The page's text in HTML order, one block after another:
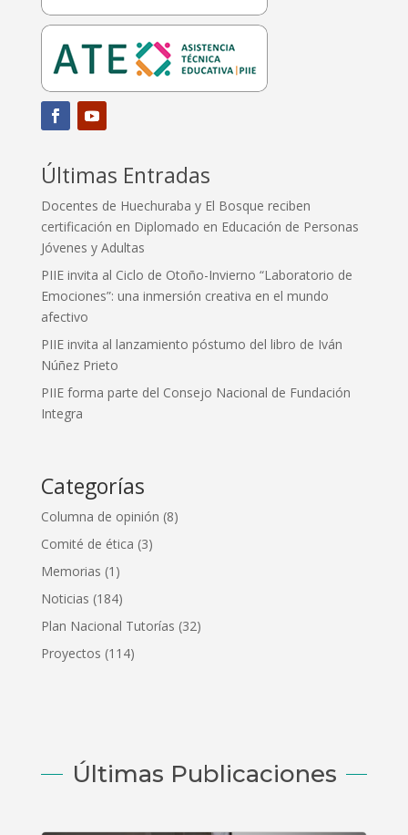
Últimas Entradas
Docentes de Huechuraba y El Bosque reciben
certificación en Diplomado en Educación de Personas
Jóvenes y Adultas
PIIE invita al Ciclo de Otoño-Invierno “Laboratorio de
Emociones”: una inmersión creativa en el mundo
afectivo
PIIE invita al lanzamiento póstumo del libro de Iván
Núñez Prieto
PIIE forma parte del Consejo Nacional de Fundación
Integra
Categorías
Columna de opinión (8)
Comité de ética (3)
Memorias (1)
Noticias (184)
Plan Nacional Tutorías (32)
Proyectos (114)
Últimas Publicaciones